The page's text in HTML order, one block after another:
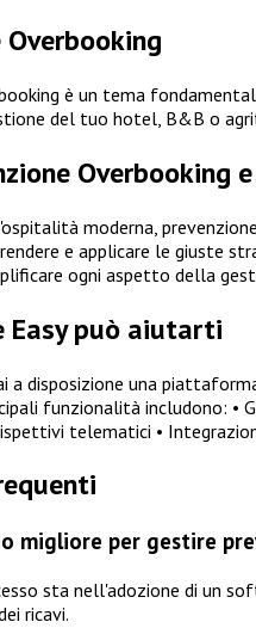
Overbooking
è un tema
del tuo hotel, B&B o
Overbooking
moderna,
e applicare le giuste
ogni aspetto della
Easy può aiutarti
a disposizione una
funzionalità includono:
telematici •
migliore per gestire
sta nell'adozione di un
ricavi.